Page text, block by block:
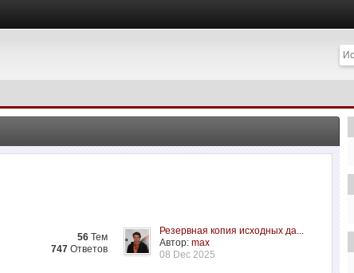
56 Тем
747 Ответов
Резервная копия исходных да...
Автор:max
08 Dec 2025